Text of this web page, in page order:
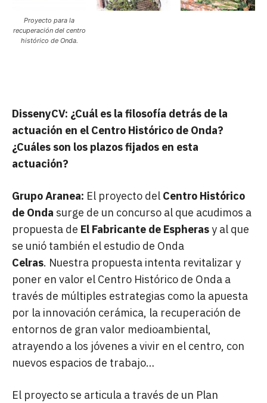
Proyecto para la
recuperación del centro
histórico de Onda.
DissenyCV: ¿Cuál es la filosofía detrás de la
actuación en el Centro Histórico de Onda?
¿Cuáles son los plazos fijados en esta
actuación?
Grupo Aranea: El proyecto del Centro Histórico
de Onda surge de un concurso al que acudimos a
propuesta de El Fabricante de Espherasy al que
se unió también el estudio de Onda
Celras. Nuestra propuesta intenta revitalizar y
poner en valor el Centro Histórico de Onda a
través de múltiples estrategias como la apuesta
por la innovación cerámica, la recuperación de
entornos de gran valor medioambiental,
atrayendo a los jóvenes a vivir en el centro, con
nuevos espacios de trabajo…
El proyecto se articula a través de un Plan